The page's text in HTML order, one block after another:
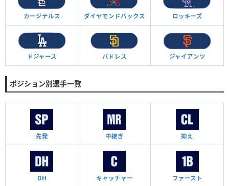
カージナルス ダイヤモンドバックス ロッキーズ
ドジャース パドレス ジャイアンツ
ポジション別選手一覧
先発 中継ぎ 抑え
DH キャッチャー ファースト